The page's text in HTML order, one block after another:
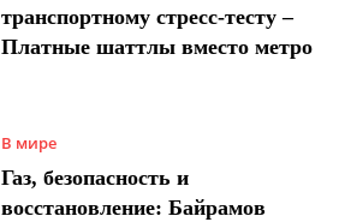
транспортному стресс-тесту –
Платные шаттлы вместо метро
В мире
Газ, безопасность и
восстановление: Байрамов